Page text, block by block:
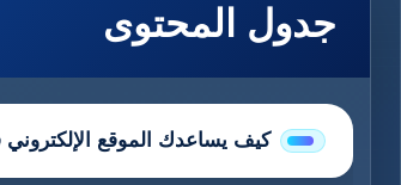
جدول المحتوى
كيف يساعدك الموقع